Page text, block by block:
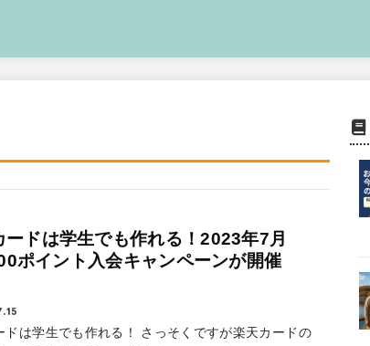
ードは学生でも作れる！2023年7月
ポイント入会キャンペーンが開催
ドは学生でも作れる！ さっそくですが楽天カードの